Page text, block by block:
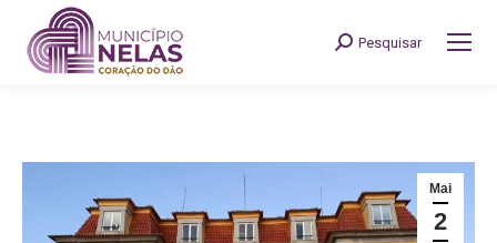
Search:
Pesquisar
Mai
2